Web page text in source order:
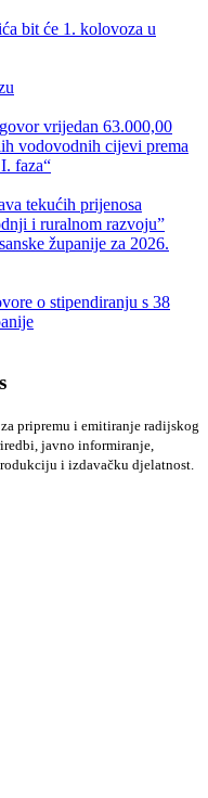
bit će 1. kolovoza u
vrijedan 63.000,00
vodovodnih cijevi prema
faza“
tekućih prijenosa
i ruralnom razvoju”
županije za 2026.
o stipendiranju s 38
pripremu i emitiranje radijskog
javno informiranje,
i izdavačku djelatnost.